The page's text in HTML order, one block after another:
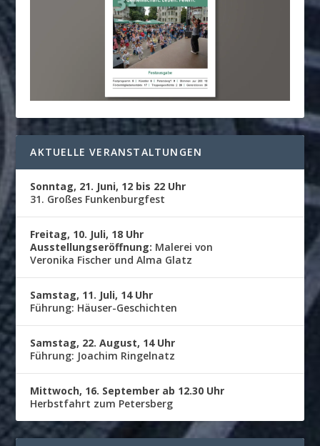
AKTUELLE VERANSTALTUNGEN
Sonntag, 21. Juni, 12 bis 22 Uhr
31. Großes Funkenburgfest
Freitag, 10. Juli, 18 Uhr
Ausstellungseröffnung: Malerei von
Veronika Fischer und Alma Glatz
Samstag, 11. Juli, 14 Uhr
Führung: Häuser-Geschichten
Samstag, 22. August, 14 Uhr
Führung: Joachim Ringelnatz
Mittwoch, 16. September ab 12.30 Uhr
Herbstfahrt zum Petersberg